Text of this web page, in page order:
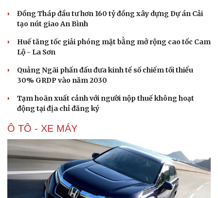
Đồng Tháp đầu tư hơn 160 tỷ đồng xây dựng Dự án Cải
tạo nút giao An Bình
Huế tăng tốc giải phóng mặt bằng mở rộng cao tốc Cam
Lộ - La Sơn
Quảng Ngãi phấn đấu đưa kinh tế số chiếm tối thiểu
30% GRDP vào năm 2030
Tạm hoãn xuất cảnh với người nộp thuế không hoạt
động tại địa chỉ đăng ký
Ô TÔ - XE MÁY